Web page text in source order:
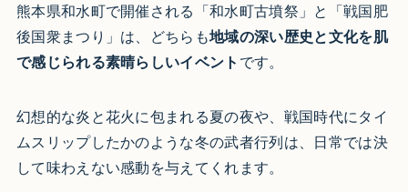
熊本県和水町で開催される「和水町古墳祭」と「戦国肥
後国衆まつり」は、どちらも地域の深い歴史と文化を肌
で感じられる素晴らしいイベント です。
幻想的な炎と花火に包まれる夏の夜や、戦国時代にタイ
ムスリップしたかのような冬の武者行列は、日常では決
して味わえない感動を与えてくれます。